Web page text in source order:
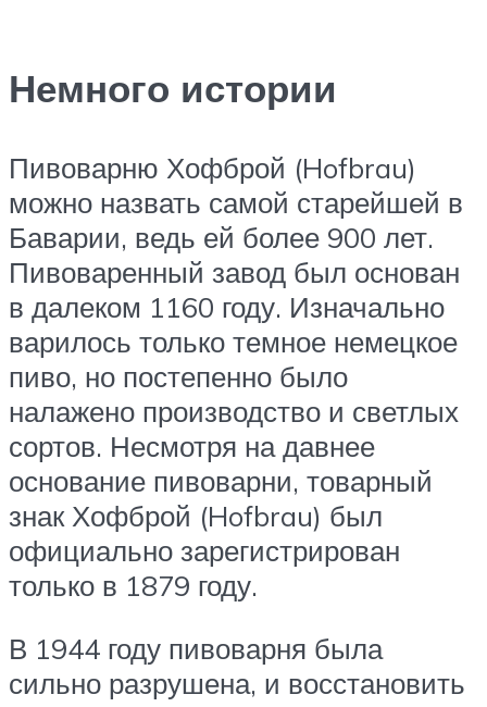
Немного истории
Пивоварню Хофброй (Hofbrau)
можно назвать самой старейшей в
Баварии, ведь ей более 900 лет.
Пивоваренный завод был основан
в далеком 1160 году. Изначально
варилось только темное немецкое
пиво, но постепенно было
налажено производство и светлых
сортов. Несмотря на давнее
основание пивоварни, товарный
знак Хофброй (Hofbrau) был
официально зарегистрирован
только в 1879 году.
В 1944 году пивоварня была
сильно разрушена, и восстановить